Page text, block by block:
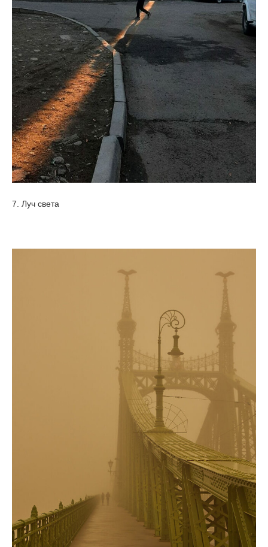
7. Луч света